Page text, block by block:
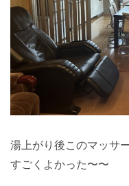
湯上がり後このマッサ
すごくよかった〜〜